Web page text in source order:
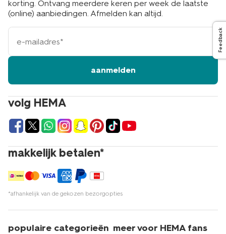
volg HEMA
makkelijk betalen*
*afhankelijk van de gekozen bezorgopties
korting. Ontvang meerdere keren per week de laatste
(online) aanbiedingen. Afmelden kan altijd.
e-
mailadres
aanmelden
populaire categorieën meer voor HEMA fans
Feedback